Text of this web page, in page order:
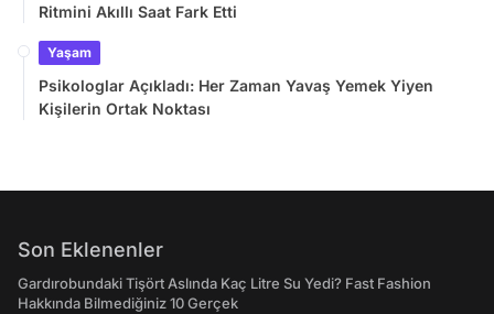
Ritmini Akıllı Saat Fark Etti
Yaşam
Psikologlar Açıkladı: Her Zaman Yavaş Yemek Yiyen
Kişilerin Ortak Noktası
Son Eklenenler
Gardırobundaki Tişört Aslında Kaç Litre Su Yedi? Fast Fashion
Hakkında Bilmediğiniz 10 Gerçek